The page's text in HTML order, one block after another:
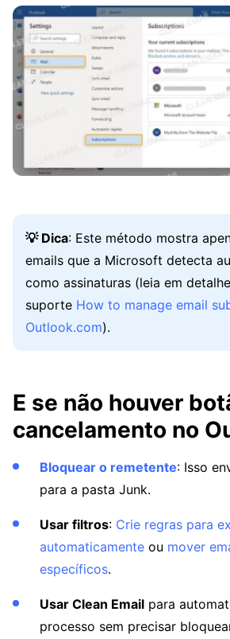
💡 Dica: Este método mostra
emails que a Microsoft detecta
como assinaturas (leia em
suporte How to manage email
Outlook.com).
E se não houver
cancelamento no
Bloquear o remetente: Isso
para a pasta Junk.
Usar filtros: Crie regras para
automaticamente ou mover
específicos.
Usar Clean Email para
processo sem precisar